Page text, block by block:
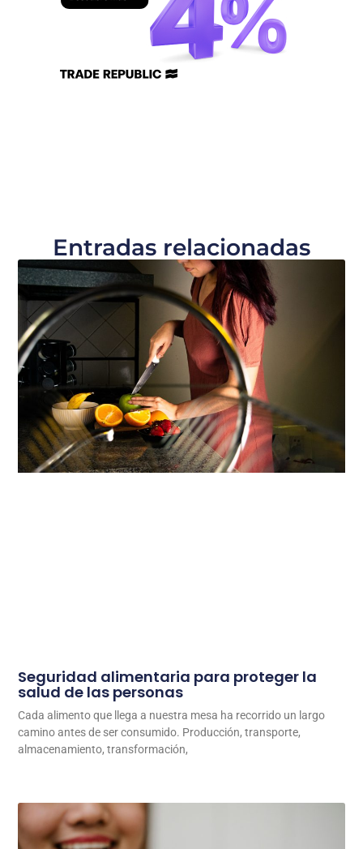
Entradas relacionadas
Seguridad alimentaria para proteger la
salud de las personas
Cada alimento que llega a nuestra mesa ha recorrido un largo
camino antes de ser consumido. Producción, transporte,
almacenamiento, transformación,